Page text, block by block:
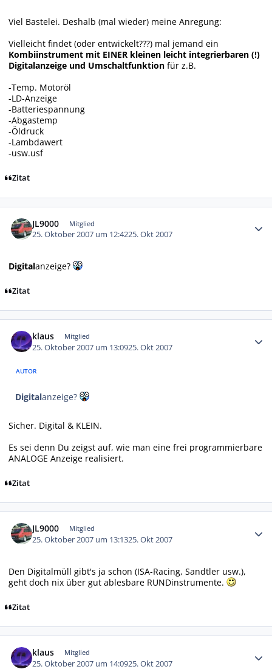
Viel Bastelei. Deshalb (mal wieder) meine Anregung:
Vielleicht findet (oder entwickelt???) mal jemand ein
Kombiinstrument mit EINER kleinen leicht integrierbaren (!)
Digitalanzeige und Umschaltfunktion für z.B.
-Temp. Motoröl
-LD-Anzeige
-Batteriespannung
-Abgastemp
-Öldruck
-Lambdawert
-usw.usf
Zitat
JL9000 Mitglied
25. Oktober 2007 um 12:4225. Okt 2007
Digitalanzeige?
Zitat
klaus Mitglied
25. Oktober 2007 um 13:0925. Okt 2007
AUTOR
Digitalanzeige?
Sicher. Digital & KLEIN.
Es sei denn Du zeigst auf, wie man eine frei programmierbare
ANALOGE Anzeige realisiert.
Zitat
JL9000 Mitglied
25. Oktober 2007 um 13:1325. Okt 2007
Den Digitalmüll gibt's ja schon (ISA-Racing, Sandtler usw.),
geht doch nix über gut ablesbare RUNDinstrumente.
Zitat
klaus Mitglied
25. Oktober 2007 um 14:0925. Okt 2007